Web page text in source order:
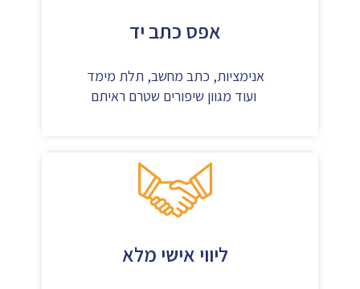
אפס כתב יד
אנימציות, כתב מחשב, תלת מימד
ועוד מגוון שיפורים שטרם ראיתם
ליווי אישי מלא